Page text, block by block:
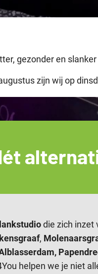
gezonder en
zijn wij op
die zich inzet
,
helpen we je niet